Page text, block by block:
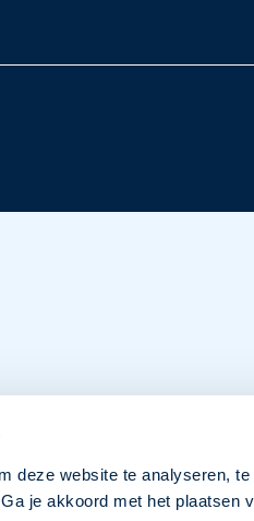
deze website te analyseren,
je akkoord met het plaatsen